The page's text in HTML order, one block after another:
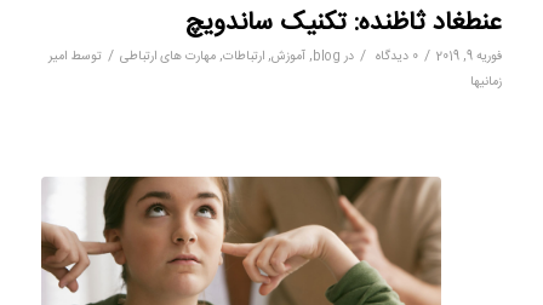
عنطغاد ثاظنده: تکنیک ساندویچ
فوریه 9, 2019 / 0 دیدگاه / در blog
,آموزش,ارتباطات,مهارت های ارتباطی / توسط امیر
زمانیها